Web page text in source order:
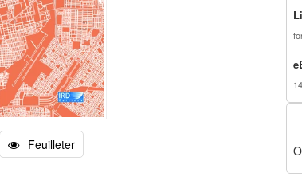
Feuilleter